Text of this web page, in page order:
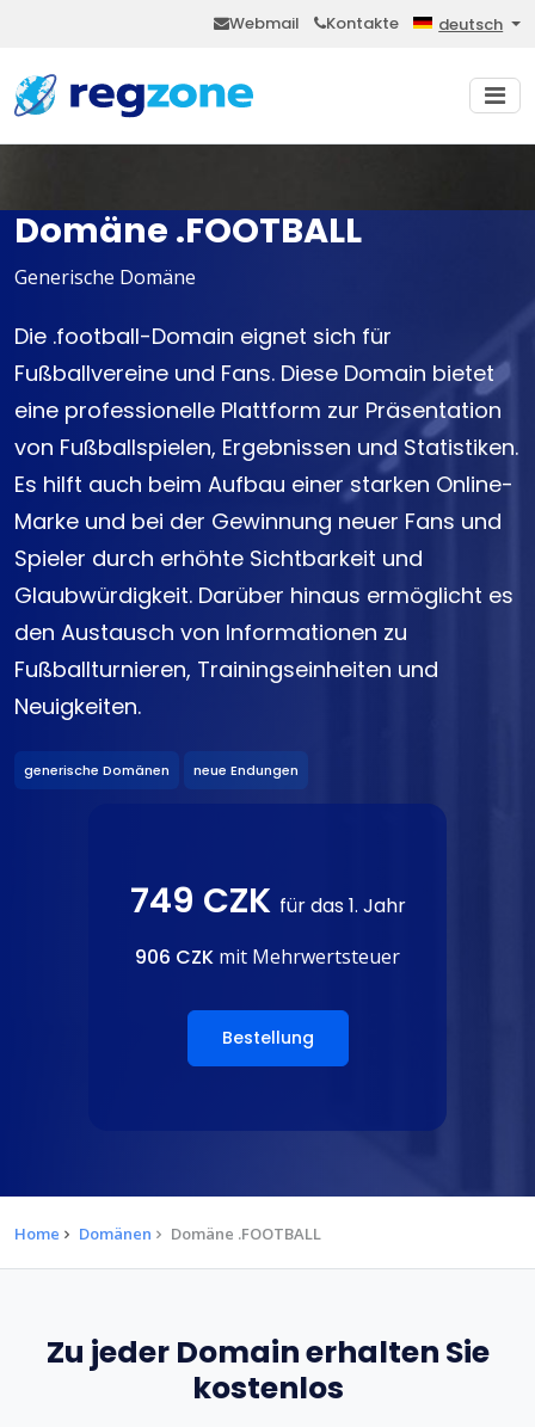
Webmail Kontakte deutsch
Domäne .FOOTBALL
Generische Domäne
Die .football-Domain eignet sich für
Fußballvereine und Fans. Diese Domain bietet
eine professionelle Plattform zur Präsentation
von Fußballspielen, Ergebnissen und Statistiken.
Es hilft auch beim Aufbau einer starken Online-
Marke und bei der Gewinnung neuer Fans und
Spieler durch erhöhte Sichtbarkeit und
Glaubwürdigkeit. Darüber hinaus ermöglicht es
den Austausch von Informationen zu
Fußballturnieren, Trainingseinheiten und
Neuigkeiten.
generische Domänen neue Endungen
749 CZK für das 1. Jahr
906 CZK mit Mehrwertsteuer
Bestellung
Home Domänen Domäne .FOOTBALL
Zu jeder Domain erhalten Sie
kostenlos